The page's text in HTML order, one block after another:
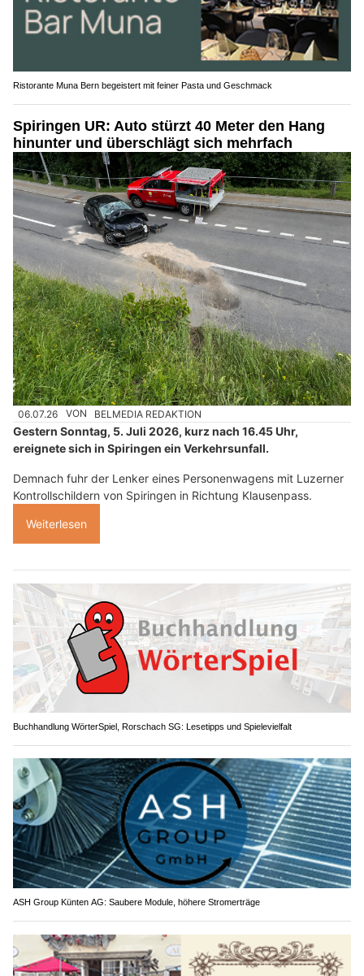
Ristorante Muna Bern begeistert mit feiner Pasta und Geschmack
Spiringen UR: Auto stürzt 40 Meter den Hang
hinunter und überschlägt sich mehrfach
06.07.26 VON BELMEDIA REDAKTION
Gestern Sonntag, 5. Juli 2026, kurz nach 16.45 Uhr,
ereignete sich in Spiringen ein Verkehrsunfall.
Demnach fuhr der Lenker eines Personenwagens mit Luzerner
Kontrollschildern von Spiringen in Richtung Klausenpass.
Weiterlesen
Buchhandlung WörterSpiel, Rorschach SG: Lesetipps und Spielevielfalt
ASH Group Künten AG: Saubere Module, höhere Stromerträge